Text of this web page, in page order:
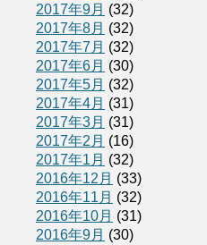
2017年9月 (32)
2017年8月 (32)
2017年7月 (32)
2017年6月 (30)
2017年5月 (32)
2017年4月 (31)
2017年3月 (31)
2017年2月 (16)
2017年1月 (32)
2016年12月 (33)
2016年11月 (32)
2016年10月 (31)
2016年9月 (30)